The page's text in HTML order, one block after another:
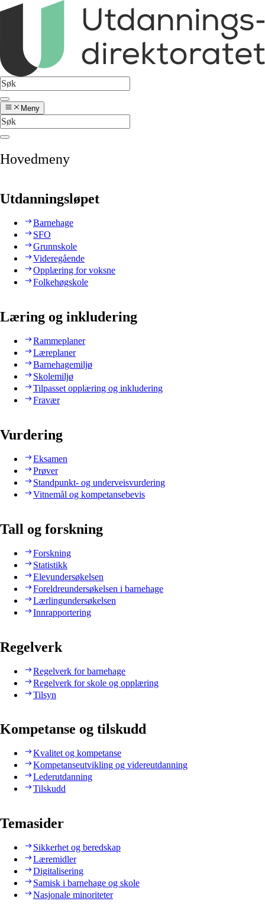
Meny
Hovedmeny
Utdanningsløpet
Barnehage
SFO
Grunnskole
Videregående
Opplæring for voksne
Folkehøgskole
Læring og inkludering
Rammeplaner
Læreplaner
Barnehagemiljø
Skolemiljø
Tilpasset opplæring og inkludering
Fravær
Vurdering
Eksamen
Prøver
Standpunkt- og underveisvurdering
Vitnemål og kompetansebevis
Tall og forskning
Forskning
Statistikk
Elevundersøkelsen
Foreldreundersøkelsen i barnehage
Lærlingundersøkelsen
Innrapportering
Regelverk
Regelverk for barnehage
Regelverk for skole og opplæring
Tilsyn
Kompetanse og tilskudd
Kvalitet og kompetanse
Kompetanseutvikling og videreutdanning
Lederutdanning
Tilskudd
Temasider
Sikkerhet og beredskap
Læremidler
Digitalisering
Samisk i barnehage og skole
Nasjonale minoriteter